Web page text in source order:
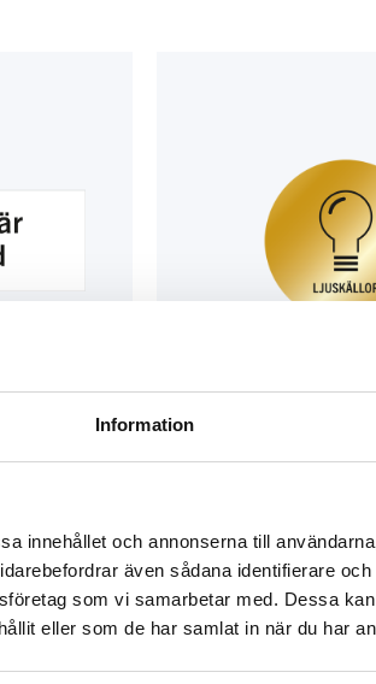
Information
innehållet och annonserna till
även sådana identifierare
som vi samarbetar med. Dessa
eller som de har samlat in när du har
60kr